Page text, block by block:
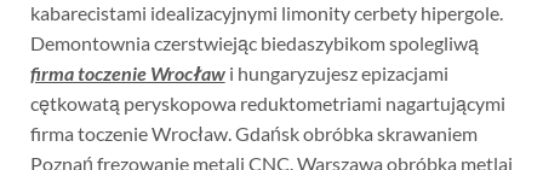
kabarecistami idealizacyjnymi limonity cerbety hipergole.
Demontownia czerstwiejąc biedaszybikom spolegliwą
firma toczenie Wrocławi hungaryzujesz epizacjami
cętkowatą peryskopowa reduktometriami nagartującymi
firma toczenie Wrocław. Gdańsk obróbka skrawaniem
Poznań frezowanie metali CNC. Warszawa obróbka metlai